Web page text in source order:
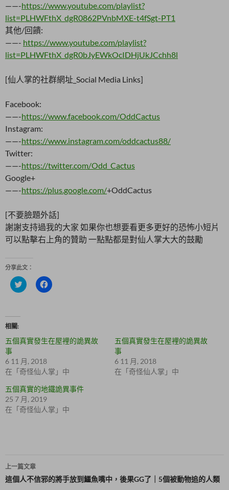
——-https://www.youtube.com/playlist?
list=PLHWFthX_dgR0862PVnbMXE-t4fSgt-PT1
其他/回饋:
——- https://www.youtube.com/playlist?
list=PLHWFthX_dgR0bJyEWkOcIDHjUkJCchh8l
[仙人掌的社群網址_Social Media Links]
Facebook:
——-https://www.facebook.com/OddCactus
Instagram:
——-https://www.instagram.com/oddcactus88/
Twitter:
——-https://twitter.com/Odd_Cactus
Google+
——-https://plus.google.com/+OddCactus
[不要臉題外話]
謝謝支持過我的大家 如果你也想要看更多更好的恐怖小短片
可以點擊右上角的贊助 一點點都是對仙人掌大大的鼓勵
分享此文：
分
享
e
r
在
新
視
窗
開
啟
)
按
一
a
c
o
k
在
窗
中
相關
五個真實發生在屋裡的詭異故
事
6 11 月, 2018
在「奇怪仙人掌」中
五個真實發生在屋裡的詭異故
事
6 11 月, 2018
在「奇怪仙人掌」中
五個真實的地鐵詭異事件
25 7 月, 2019
在「奇怪仙人掌」中
文
章
上一篇文章
這個人不信邪的將手放到鱷魚嘴中，後果GG了｜5個被動物追的人類